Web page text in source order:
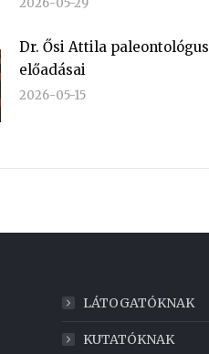
2026-05-29
Dr. Ősi Attila paleontológus
előadásai
2026-05-15
LÁTOGATÓKNAK
KUTATÓKNAK